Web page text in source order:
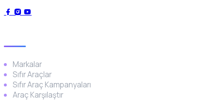
Markalar
Sıfır Araçlar
Sıfır Araç Kampanyaları
Araç Karşılaştır